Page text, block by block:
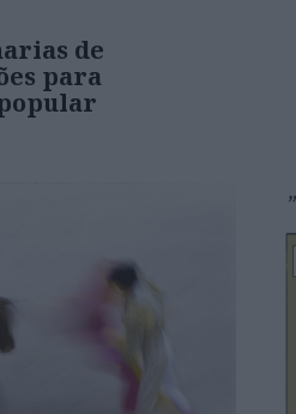
de
para